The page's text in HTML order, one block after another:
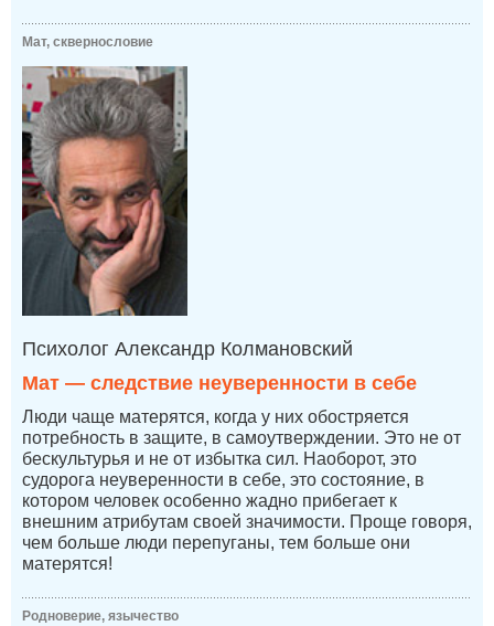
Мат, сквернословие
Психолог Александр Колмановский
Мат — следствие неуверенности в себе
Люди чаще матерятся, когда у них обостряется
потребность в защите, в самоутверждении. Это не от
бескультурья и не от избытка сил. Наоборот, это
судорога неуверенности в себе, это состояние, в
котором человек особенно жадно прибегает к
внешним атрибутам своей значимости. Проще говоря,
чем больше люди перепуганы, тем больше они
матерятся!
Родноверие, язычество